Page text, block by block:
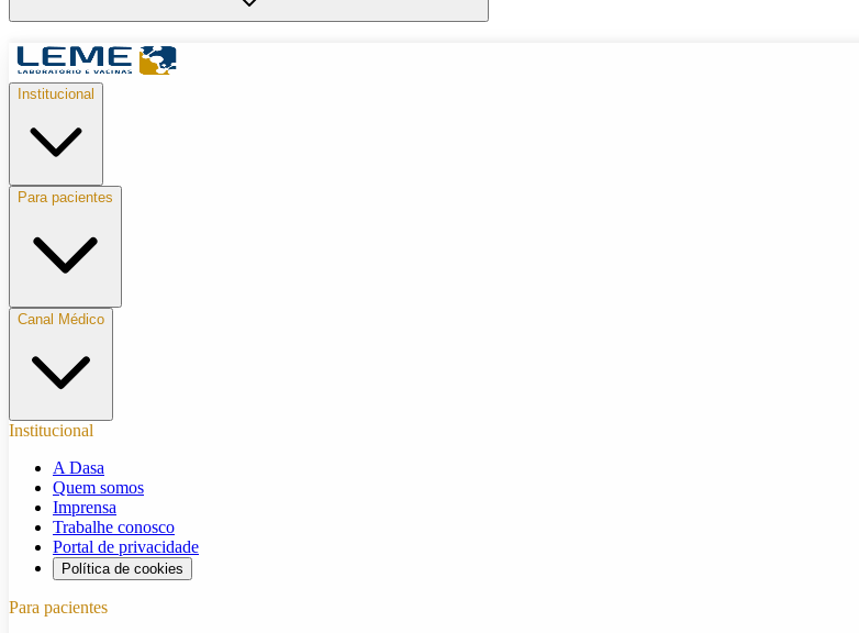
Institucional
Para pacientes
Canal Médico
Institucional
A Dasa
Quem somos
Imprensa
Trabalhe conosco
Portal de privacidade
Política de cookies
Para pacientes